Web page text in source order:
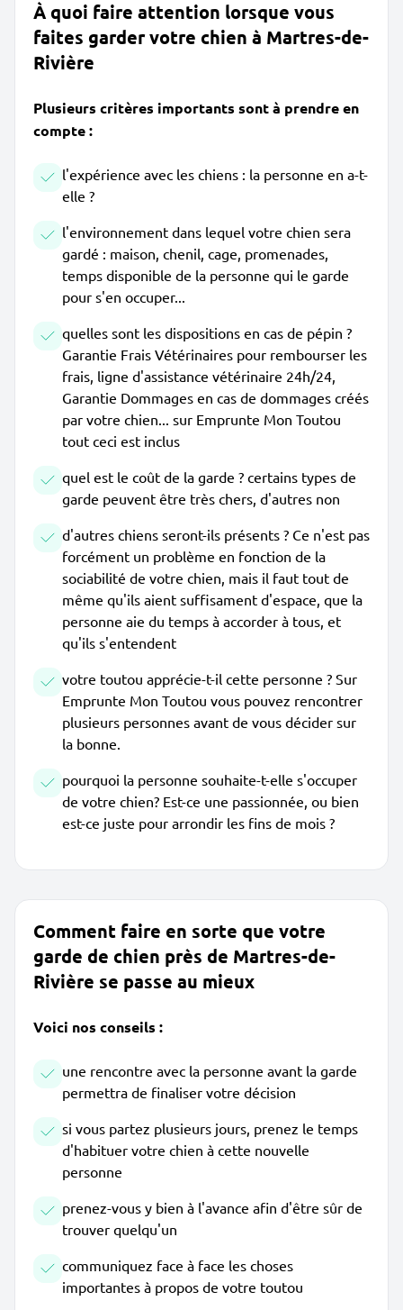
À quoi faire attention lorsque vous
faites garder votre chien à Martres-de-
Rivière
Plusieurs critères importants sont à prendre en
compte :
l'expérience avec les chiens : la personne en a-t-
elle ?
l'environnement dans lequel votre chien sera
gardé : maison, chenil, cage, promenades,
temps disponible de la personne qui le garde
pour s'en occuper...
quelles sont les dispositions en cas de pépin ?
Garantie Frais Vétérinaires pour rembourser les
frais, ligne d'assistance vétérinaire 24h/24,
Garantie Dommages en cas de dommages créés
par votre chien... sur Emprunte Mon Toutou
tout ceci est inclus
quel est le coût de la garde ? certains types de
garde peuvent être très chers, d'autres non
d'autres chiens seront-ils présents ? Ce n'est pas
forcément un problème en fonction de la
sociabilité de votre chien, mais il faut tout de
même qu'ils aient suffisament d'espace, que la
personne aie du temps à accorder à tous, et
qu'ils s'entendent
votre toutou apprécie-t-il cette personne ? Sur
Emprunte Mon Toutou vous pouvez rencontrer
plusieurs personnes avant de vous décider sur
la bonne.
pourquoi la personne souhaite-t-elle s'occuper
de votre chien? Est-ce une passionnée, ou bien
est-ce juste pour arrondir les fins de mois ?
Comment faire en sorte que votre
garde de chien près de Martres-de-
Rivière se passe au mieux
Voici nos conseils :
une rencontre avec la personne avant la garde
permettra de finaliser votre décision
si vous partez plusieurs jours, prenez le temps
d'habituer votre chien à cette nouvelle
personne
prenez-vous y bien à l'avance afin d'être sûr de
trouver quelqu'un
communiquez face à face les choses
importantes à propos de votre toutou